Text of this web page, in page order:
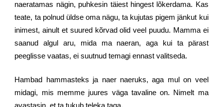
naeratamas nägin, puhkesin täiest hingest lõkerdama. Kas
teate, ta polnud üldse oma nägu, ta kujutas pigem jänkut kui
inimest, ainult et suured kõrvad olid veel puudu. Mamma ei
saanud algul aru, mida ma naeran, aga kui ta pärast
peeglisse vaatas, ei suutnud temagi ennast valitseda.
Hambad hammasteks ja naer naeruks, aga mul on veel
midagi, mis memme juures väga tavaline on. Nimelt ma